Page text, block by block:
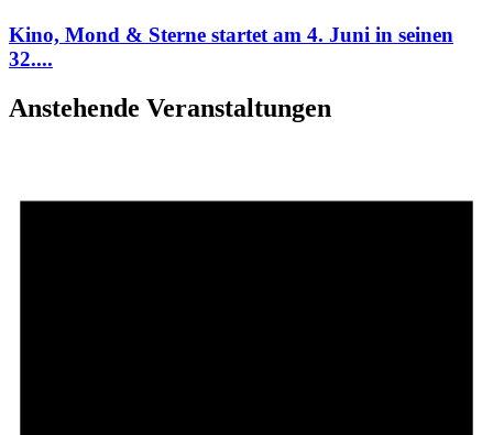
Kino, Mond & Sterne startet am 4. Juni in seinen
32....
Anstehende Veranstaltungen